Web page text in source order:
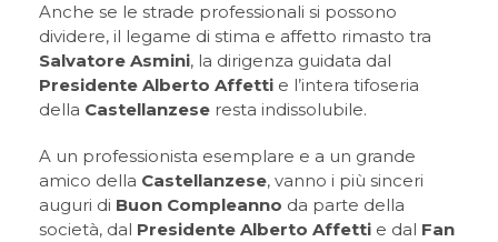
Anche se le strade professionali si possono
dividere, il legame di stima e affetto rimasto tra
Salvatore Asmini, la dirigenza guidata dal
Presidente Alberto Affetti e l’intera tifoseria
della Castellanzese resta indissolubile.
A un professionista esemplare e a un grande
amico della Castellanzese, vanno i più sinceri
auguri di Buon Compleanno da parte della
società, dal Presidente Alberto Affetti e dal Fan